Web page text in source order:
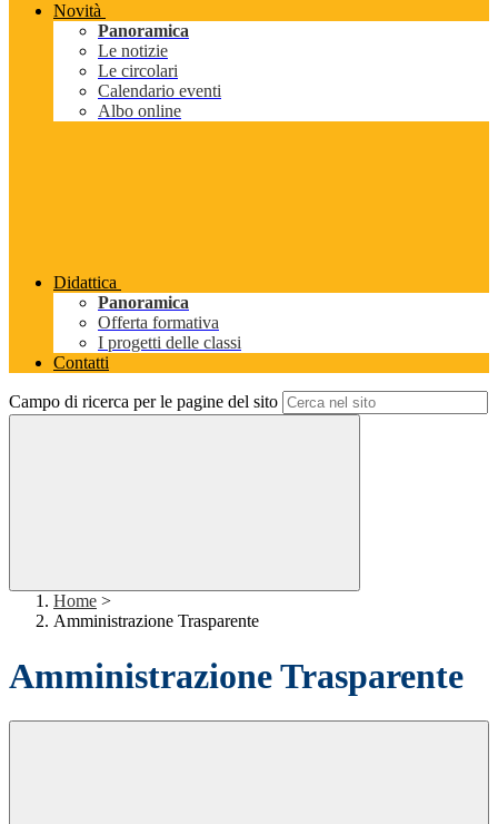
Novità
Panoramica
Le notizie
Le circolari
Calendario eventi
Albo online
Didattica
Panoramica
Offerta formativa
I progetti delle classi
Contatti
Campo di ricerca per le pagine del sito
Home >
Amministrazione Trasparente
Amministrazione Trasparente